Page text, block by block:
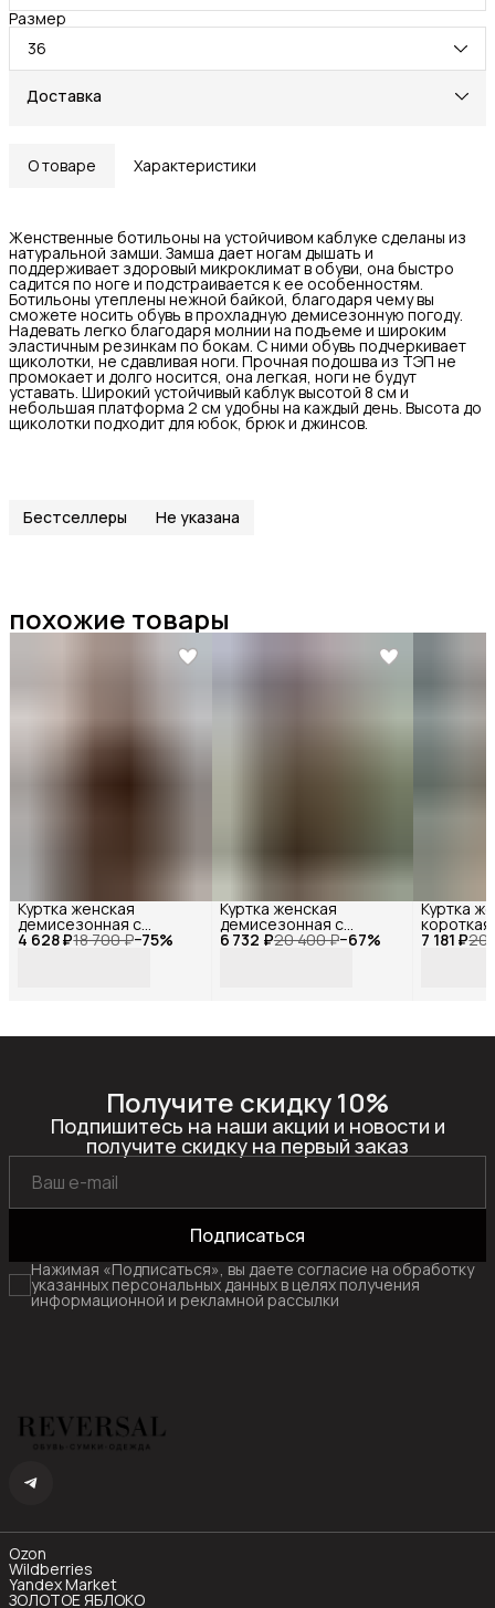
Размер
36
Доставка
О товаре Характеристики
Женственные ботильоны на устойчивом каблуке сделаны из
натуральной замши. Замша дает ногам дышать и
поддерживает здоровый микроклимат в обуви, она быстро
садится по ноге и подстраивается к ее особенностям.
Ботильоны утеплены нежной байкой, благодаря чему вы
сможете носить обувь в прохладную демисезонную погоду.
Надевать легко благодаря молнии на подъеме и широким
эластичным резинкам по бокам. С ними обувь подчеркивает
щиколотки, не сдавливая ноги. Прочная подошва из ТЭП не
промокает и долго носится, она легкая, ноги не будут
уставать. Широкий устойчивый каблук высотой 8 см и
небольшая платформа 2 см удобны на каждый день. Высота до
щиколотки подходит для юбок, брюк и джинсов.
Бестселлеры Не указана
похожие товары
4 628 ₽18 700 ₽−75%
Куртка женская
демисезонная с
капюшоном короткая 6 732 ₽20 400 ₽−67%
Куртка женская
демисезонная с
капюшоном хаки, 7 181 ₽20
Куртка
молнии,
Получите скидку 10%
Подпишитесь на наши акции и новости и
получите скидку на первый заказ
Подписаться
Нажимая «Подписаться», вы даете согласие на обработку
указанных персональных данных в целях получения
информационной и рекламной рассылки
Ozon
Wildberries
Yandex Market
ЗОЛОТОЕ ЯБЛОКО